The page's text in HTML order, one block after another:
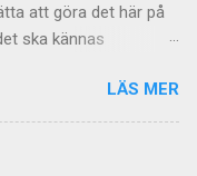
att göra det här på
ska kännas
föranleder mig att
de mer personliga
helt och hållet
LÄS MER